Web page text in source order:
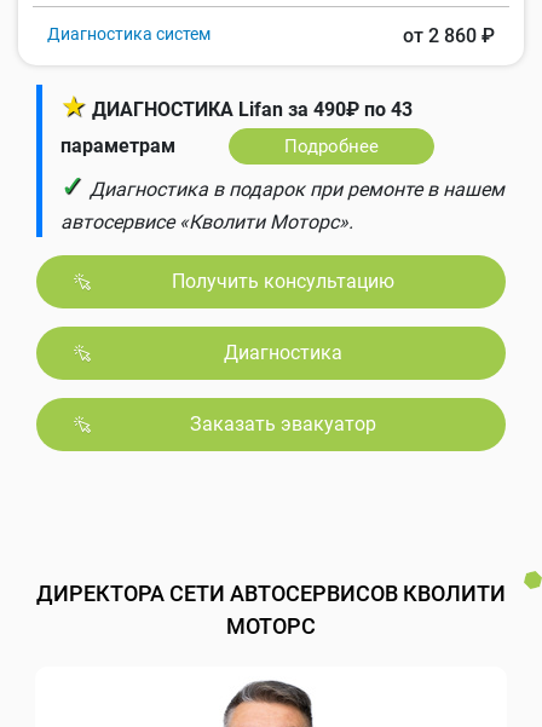
Диагностика систем от 2 860 ₽
★ ДИАГНОСТИКА Lifan за 490₽ по 43
параметрам
Подробнее
✓ Диагностика в подарок при ремонте в нашем
автосервисе «Кволити Моторс».
Получить консультацию
Диагностика
Заказать эвакуатор
ДИРЕКТОРА СЕТИ АВТОСЕРВИСОВ КВОЛИТИ
МОТОРС